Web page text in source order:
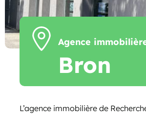
Agence
Bron
L’agence immobilière de